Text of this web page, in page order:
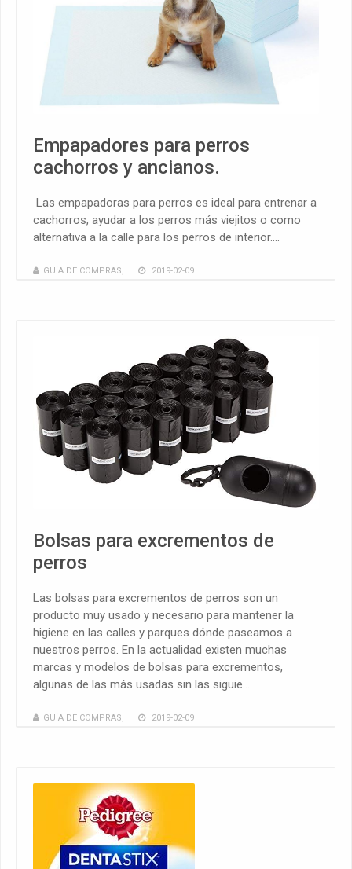
Empapadores para perros
cachorros y ancianos.
Las empapadoras para perros es ideal para entrenar a
cachorros, ayudar a los perros más viejitos o como
alternativa a la calle para los perros de interior....
GUÍA DE COMPRAS, 2019-02-09
Bolsas para excrementos de
perros
Las bolsas para excrementos de perros son un
producto muy usado y necesario para mantener la
higiene en las calles y parques dónde paseamos a
nuestros perros. En la actualidad existen muchas
marcas y modelos de bolsas para excrementos,
algunas de las más usadas sin las siguie...
GUÍA DE COMPRAS, 2019-02-09